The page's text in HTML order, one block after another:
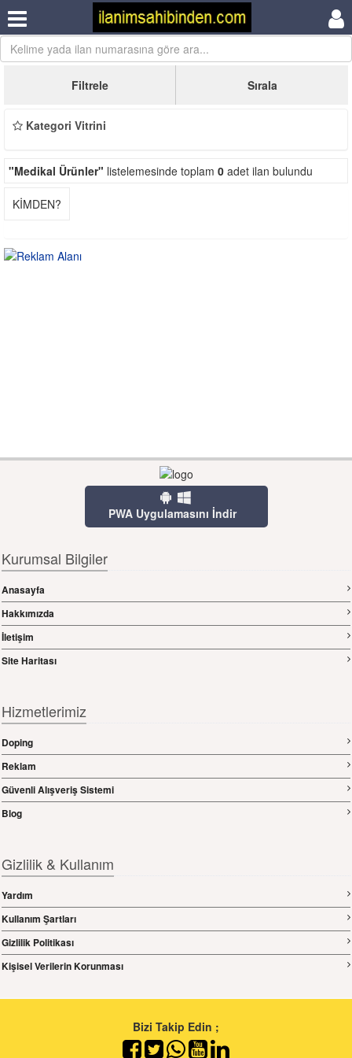
Filtrele Sırala
Kategori Vitrini
"Medikal Ürünler" listelemesinde toplam 0 adet ilan bulundu
KİMDEN?
PWA Uygulamasını İndir
Kurumsal Bilgiler
Anasayfa
Hakkımızda
İletişim
Site Haritası
Hizmetlerimiz
Doping
Reklam
Güvenli Alışveriş Sistemi
Blog
Gizlilik & Kullanım
Yardım
Kullanım Şartları
Gizlilik Politikası
Kişisel Verilerin Korunması
Bizi Takip Edin ;